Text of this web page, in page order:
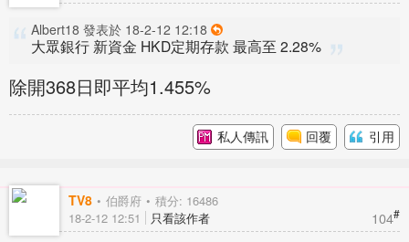
Albert18 發表於 18-2-12 12:18
大眾銀行 新資金 HKD定期存款 最高至 2.28%
除開368日即平均1.455%
私人傳訊 回覆 引用
TV8 伯爵府 積分: 16486
104#
18-2-12 12:51 只看該作者